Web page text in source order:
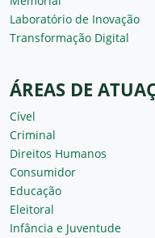
Laboratório de Inovação
Transformação Digital
ÁREAS DE
Cível
Criminal
Direitos Humanos
Consumidor
Educação
Eleitoral
Infância e Juventude